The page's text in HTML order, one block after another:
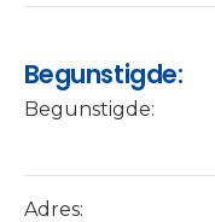
Begunstigde:
Begunstigde:
Adres: